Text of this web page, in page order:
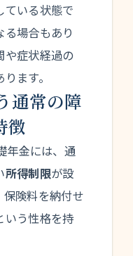
ている状態で
場合もあり
や症状経過の
ます。
通常の障
徴
年金には、通
所得制限が設
保険料を納付せ
いう性格を持